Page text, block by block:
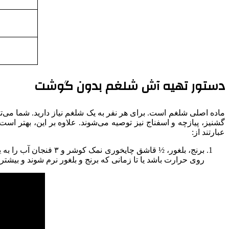
دستور تهیه آش شلغم بدون گوشت
ماده اصلی شلغم است. برای هر نفر به یک شلغم نیاز دارید. شما
گشنیز، پیازچه و اسفناج نیز توصیه می‌شوند. علاوه بر این، بهتر
عبارتند از:
روی حرارت باشد یا تا زمانی که برنج و بلغور نرم شوند و